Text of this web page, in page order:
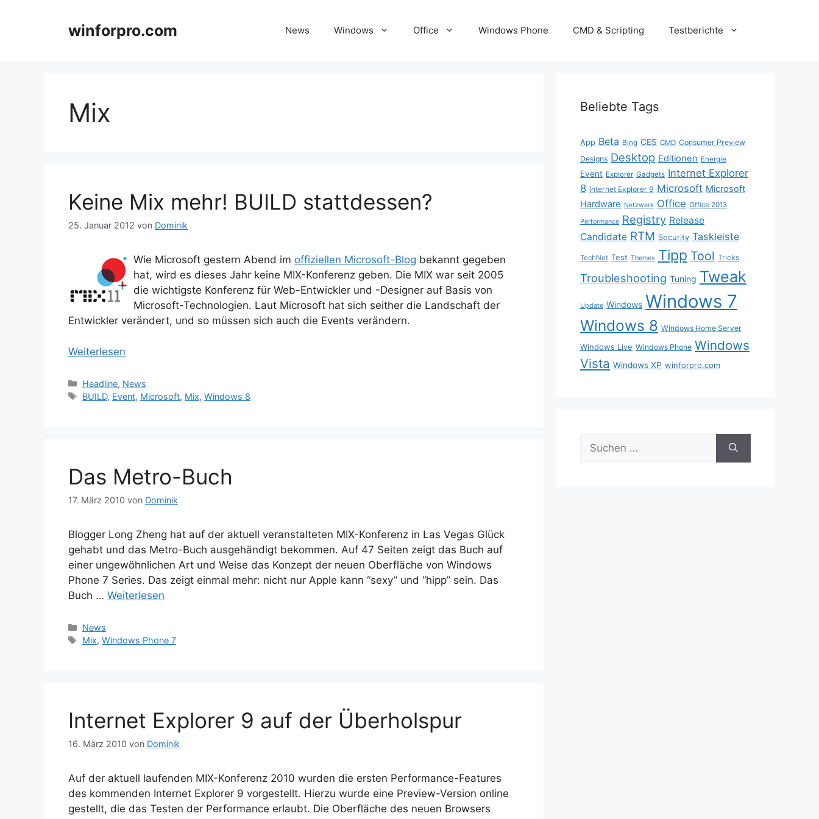
winforpro.com News Windows Office Windows Phone CMD & Scripting Testberichte
Mix
Keine Mix mehr! BUILD stattdessen?
25. Januar 2012 von Dominik
Wie Microsoft gestern Abend im offiziellen Microsoft-Blog bekannt gegeben
hat, wird es dieses Jahr keine MIX-Konferenz geben. Die MIX war seit 2005
die wichtigste Konferenz für Web-Entwickler und -Designer auf Basis von
Microsoft-Technologien. Laut Microsoft hat sich seither die Landschaft der
Entwickler verändert, und so müssen sich auch die Events verändern.
Weiterlesen
Kategorien
Headline, News
Schlagwörter
BUILD, Event, Microsoft, Mix,Windows 8
Das Metro-Buch
17. März 2010 von Dominik
Blogger Long Zheng hat auf der aktuell veranstalteten MIX-Konferenz in Las Vegas Glück
gehabt und das Metro-Buch ausgehändigt bekommen. Auf 47 Seiten zeigt das Buch auf
einer ungewöhnlichen Art und Weise das Konzept der neuen Oberfläche von Windows
Phone 7 Series. Das zeigt einmal mehr: nicht nur Apple kann “sexy” und “hipp” sein. Das
Buch … Weiterlesen
Kategorien
News
Schlagwörter
Mix,Windows Phone 7
Internet Explorer 9 auf der Überholspur
16. März 2010 von Dominik
Auf der aktuell laufenden MIX-Konferenz 2010 wurden die ersten Performance-Features
des kommenden Internet Explorer 9 vorgestellt. Hierzu wurde eine Preview-Version online
gestellt, die das Testen der Performance erlaubt. Die Oberfläche des neuen Browsers
Beliebte Tags
App Beta Bing CES CMD Consumer Preview
Designs Desktop Editionen Energie
Event Explorer Gadgets Internet Explorer
8 Internet Explorer 9 Microsoft Microsoft
Hardware Netzwerk Office Office 2013
Performance Registry Release
Candidate RTM Security Taskleiste
TechNet Test Themes Tipp Tool Tricks
Troubleshooting Tuning Tweak
Update Windows Windows 7
Windows 8 Windows Home Server
Windows Live Windows Phone Windows
Vista Windows XP winforpro.com
Suche
nach: